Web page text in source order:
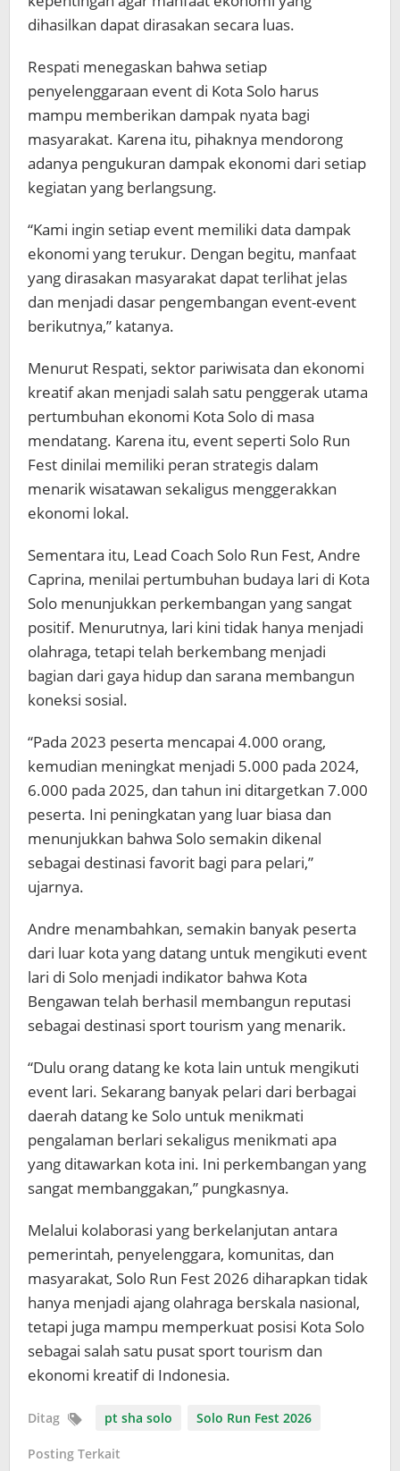
dihasilkan dapat dirasakan secara luas.
Respati menegaskan bahwa setiap
penyelenggaraan event di Kota Solo harus
mampu memberikan dampak nyata bagi
masyarakat. Karena itu, pihaknya mendorong
adanya pengukuran dampak ekonomi dari setiap
kegiatan yang berlangsung.
“Kami ingin setiap event memiliki data dampak
ekonomi yang terukur. Dengan begitu, manfaat
yang dirasakan masyarakat dapat terlihat jelas
dan menjadi dasar pengembangan event-event
berikutnya,” katanya.
Menurut Respati, sektor pariwisata dan ekonomi
kreatif akan menjadi salah satu penggerak utama
pertumbuhan ekonomi Kota Solo di masa
mendatang. Karena itu, event seperti Solo Run
Fest dinilai memiliki peran strategis dalam
menarik wisatawan sekaligus menggerakkan
ekonomi lokal.
Sementara itu, Lead Coach Solo Run Fest, Andre
Caprina, menilai pertumbuhan budaya lari di Kota
Solo menunjukkan perkembangan yang sangat
positif. Menurutnya, lari kini tidak hanya menjadi
olahraga, tetapi telah berkembang menjadi
bagian dari gaya hidup dan sarana membangun
koneksi sosial.
“Pada 2023 peserta mencapai 4.000 orang,
kemudian meningkat menjadi 5.000 pada 2024,
6.000 pada 2025, dan tahun ini ditargetkan 7.000
peserta. Ini peningkatan yang luar biasa dan
menunjukkan bahwa Solo semakin dikenal
sebagai destinasi favorit bagi para pelari,”
ujarnya.
Andre menambahkan, semakin banyak peserta
dari luar kota yang datang untuk mengikuti event
lari di Solo menjadi indikator bahwa Kota
Bengawan telah berhasil membangun reputasi
sebagai destinasi sport tourism yang menarik.
“Dulu orang datang ke kota lain untuk mengikuti
event lari. Sekarang banyak pelari dari berbagai
daerah datang ke Solo untuk menikmati
pengalaman berlari sekaligus menikmati apa
yang ditawarkan kota ini. Ini perkembangan yang
sangat membanggakan,” pungkasnya.
Melalui kolaborasi yang berkelanjutan antara
pemerintah, penyelenggara, komunitas, dan
masyarakat, Solo Run Fest 2026 diharapkan tidak
hanya menjadi ajang olahraga berskala nasional,
tetapi juga mampu memperkuat posisi Kota Solo
sebagai salah satu pusat sport tourism dan
ekonomi kreatif di Indonesia.
Ditag pt sha solo Solo Run Fest 2026
Posting Terkait